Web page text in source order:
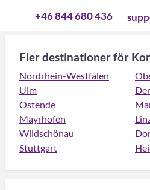
+46 844 680 436
Fler destinationer för
Nordrhein-Westfalen
Ulm
Ostende
Mayrhofen
Wildschönau
Stuttgart